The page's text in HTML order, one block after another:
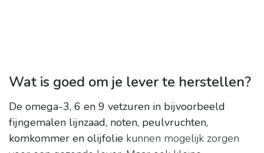
Wat is goed om je lever te herstellen?
De omega-3, 6 en 9 vetzuren in bijvoorbeeld
fijngemalen lijnzaad, noten, peulvruchten,
komkommer en olijfolie kunnen mogelijk zorgen